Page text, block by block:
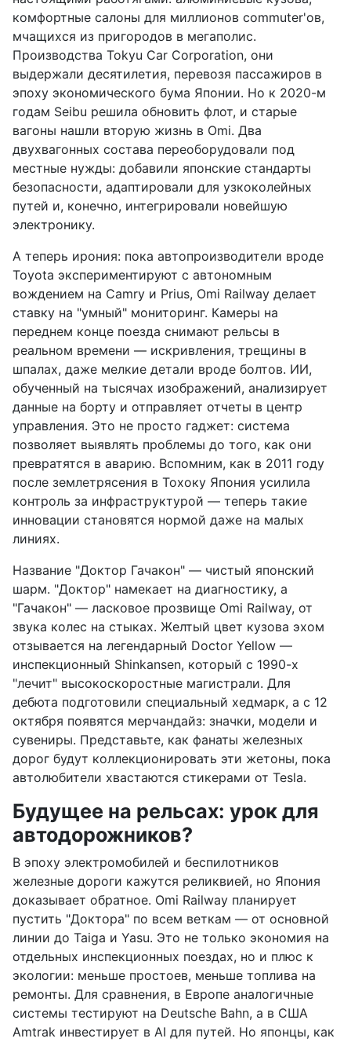
комфортные салоны для миллионов commuter'ов,
мчащихся из пригородов в мегаполис.
Производства Tokyu Car Corporation, они
выдержали десятилетия, перевозя пассажиров в
эпоху экономического бума Японии. Но к 2020-м
годам Seibu решила обновить флот, и старые
вагоны нашли вторую жизнь в Omi. Два
двухвагонных состава переоборудовали под
местные нужды: добавили японские стандарты
безопасности, адаптировали для узкоколейных
путей и, конечно, интегрировали новейшую
электронику.
А теперь ирония: пока автопроизводители вроде
Toyota экспериментируют с автономным
вождением на Camry и Prius, Omi Railway делает
ставку на "умный" мониторинг. Камеры на
переднем конце поезда снимают рельсы в
реальном времени — искривления, трещины в
шпалах, даже мелкие детали вроде болтов. ИИ,
обученный на тысячах изображений, анализирует
данные на борту и отправляет отчеты в центр
управления. Это не просто гаджет: система
позволяет выявлять проблемы до того, как они
превратятся в аварию. Вспомним, как в 2011 году
после землетрясения в Тохоку Япония усилила
контроль за инфраструктурой — теперь такие
инновации становятся нормой даже на малых
линиях.
Название "Доктор Гачакон" — чистый японский
шарм. "Доктор" намекает на диагностику, а
"Гачакон" — ласковое прозвище Omi Railway, от
звука колес на стыках. Желтый цвет кузова эхом
отзывается на легендарный Doctor Yellow —
инспекционный Shinkansen, который с 1990-х
"лечит" высокоскоростные магистрали. Для
дебюта подготовили специальный хедмарк, а с 12
октября появятся мерчандайз: значки, модели и
сувениры. Представьте, как фанаты железных
дорог будут коллекционировать эти жетоны, пока
автолюбители хвастаются стикерами от Tesla.
Будущее на рельсах: урок для
автодорожников?
В эпоху электромобилей и беспилотников
железные дороги кажутся реликвией, но Япония
доказывает обратное. Omi Railway планирует
пустить "Доктора" по всем веткам — от основной
линии до Taiga и Yasu. Это не только экономия на
отдельных инспекционных поездах, но и плюс к
экологии: меньше простоев, меньше топлива на
ремонты. Для сравнения, в Европе аналогичные
системы тестируют на Deutsche Bahn, а в США
Amtrak инвестирует в AI для путей. Но японцы, как